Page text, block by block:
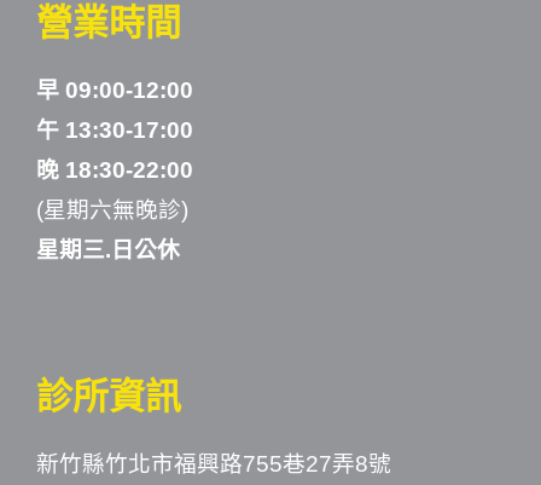
營業時間
早 09:00-12:00
午 13:30-17:00
晚 18:30-22:00
(星期六無晚診)
星期三.日公休
診所資訊
新竹縣竹北市福興路755巷27弄8號